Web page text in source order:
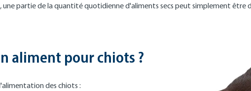
partie de la quantité quotidienne d'aliments secs peut simplement être
aliment pour chiots ?
des chiots :